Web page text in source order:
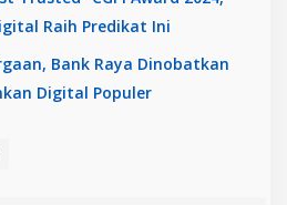
Raih Predikat Ini
Bank Raya Dinobatkan
Digital Populer